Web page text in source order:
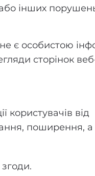
інших
є особистою
сторінок
користувачів від
поширення, а